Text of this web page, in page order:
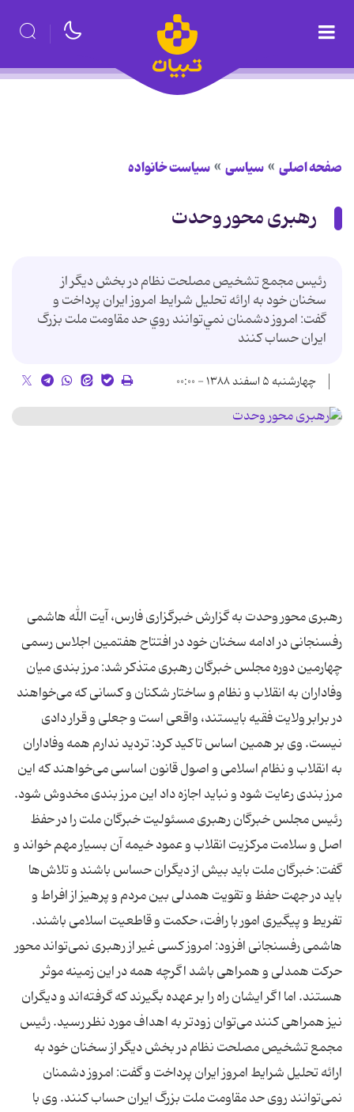
صفحه اصلی سیاسی سیاست خانواده
رهبری محور وحدت
رئيس مجمع تشخيص مصلحت نظام در بخش ديگر از
سخنان خود به ارائه تحليل شرايط امروز ايران پرداخت و
گفت: امروز دشمنان نمي‌توانند روي حد مقاومت ملت بزرگ
ايران حساب كنند
چهارشنبه ۵ اسفند ۱۳۸۸ - ۰۰:۰۰
رهبری محور وحدت به گزارش خبرگزاری فارس، آیت الله هاشمی
رفسنجانی در ادامه سخنان خود در افتتاح هفتمین اجلاس رسمی
چهارمین دوره مجلس خبرگان رهبری متذكر شد: مرز بندی میان
وفاداران به انقلاب و نظام و ساختار شكنان و كسانی كه می‌خواهند
در برابر ولایت فقیه بایستند، واقعی است و جعلی و قرار دادی
نیست. وی بر همین اساس تاكید كرد: تردید ندارم همه وفاداران
به انقلاب و نظام اسلامی و اصول قانون اساسی می‌خواهند كه این
مرز بندی رعایت شود و نباید اجازه داد این مرز بندی مخدوش شود.
رئیس مجلس خبرگان رهبری مسئولیت خبرگان ملت را در حفظ
اصل و سلامت مركزیت انقلاب و عمود خیمه آن بسیار مهم خواند و
گفت: خبرگان ملت باید بیش از دیگران حساس باشند و تلاش‌ها
باید در جهت حفظ و تقویت همدلی بین مردم و پرهیز از افراط و
تفریط و پیگیری امور با رافت، حكمت و قاطعیت اسلامی باشند.
هاشمی رفسنجانی افزود: امروز كسی غیر از رهبری نمی‌تواند محور
حركت همدلی و همراهی باشد اگرچه همه در این زمینه موثر
هستند. اما اگر ایشان راه را بر عهده بگیرند كه گرفته‌اند و دیگران
نیز همراهی كنند می‌توان زودتر به اهداف مورد نظر رسید. رئیس
مجمع تشخیص مصلحت نظام در بخش دیگر از سخنان خود به
ارائه تحلیل شرایط امروز ایران پرداخت و گفت: امروز دشمنان
نمی‌توانند روی حد مقاومت ملت بزرگ ایران حساب كنند. وی با